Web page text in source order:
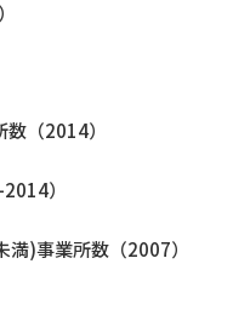
（2014）
）
)事業所数（2007）